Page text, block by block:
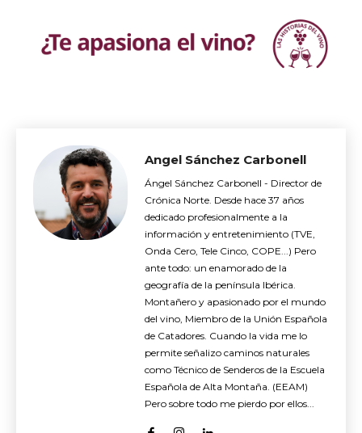
Angel Sánchez Carbonell
Ángel Sánchez Carbonell - Director de
Crónica Norte. Desde hace 37 años
dedicado profesionalmente a la
información y entretenimiento (TVE,
Onda Cero, Tele Cinco, COPE...) Pero
ante todo: un enamorado de la
geografía de la península Ibérica.
Montañero y apasionado por el mundo
del vino, Miembro de la Unión Española
de Catadores. Cuando la vida me lo
permite señalizo caminos naturales
como Técnico de Senderos de la Escuela
Española de Alta Montaña. (EEAM)
Pero sobre todo me pierdo por ellos...